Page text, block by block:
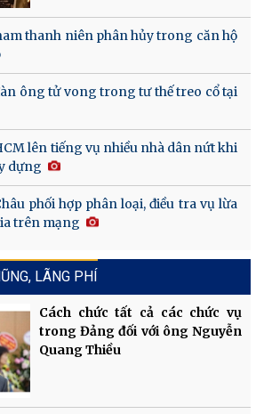
thanh niên phân hủy trong căn hộ
ông tử vong trong tư thế treo cổ tại
lên tiếng vụ nhiều nhà dân nứt khi
dựng
phối hợp phân loại, điều tra vụ lừa
trên mạng
LÃNG PHÍ
Cách chức tất cả các chức vụ
trong Đảng đối với ông Nguyễn
Quang Thiều